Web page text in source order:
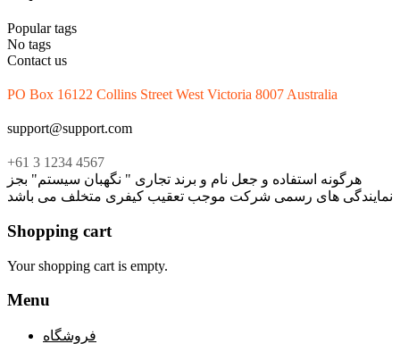
Popular tags
No tags
Contact us
PO Box 16122 Collins Street West Victoria 8007 Australia
support@support.com
+61 3 1234 4567
هرگونه استفاده و جعل نام و برند تجاری " نگهبان سیستم" بجز
نمایندگی های رسمی شرکت موجب تعقیب کیفری متخلف می باشد
Shopping cart
Your shopping cart is empty.
Menu
فروشگاه